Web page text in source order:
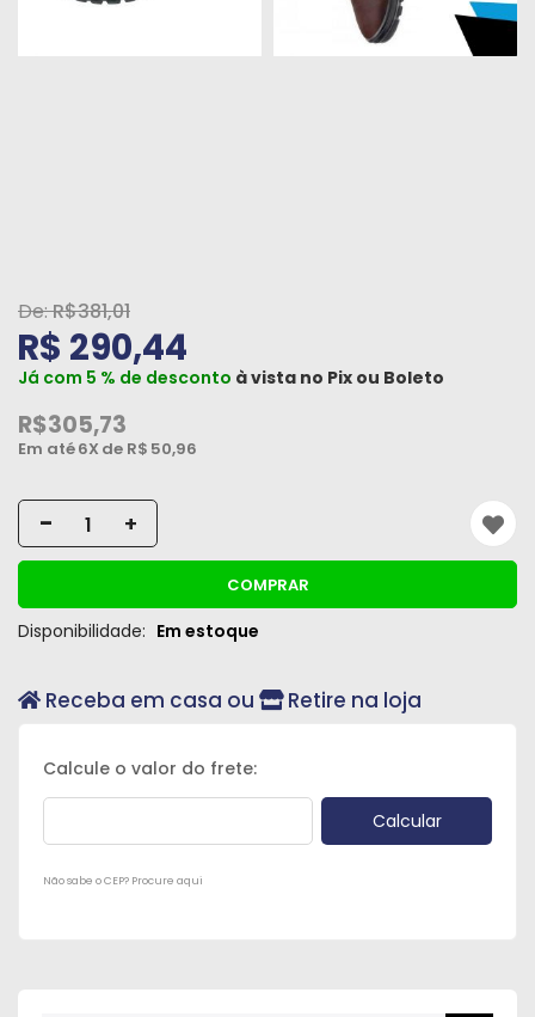
R$381,01
R$ 290,44
Já com 5 % de desconto à vista no Pix ou Boleto
R$305,73
Em até6X de R$ 50,96
- +
COMPRAR
Disponibilidade: Em estoque
Receba em casa ou Retire na loja
Não sabe o CEP? Procure aqui